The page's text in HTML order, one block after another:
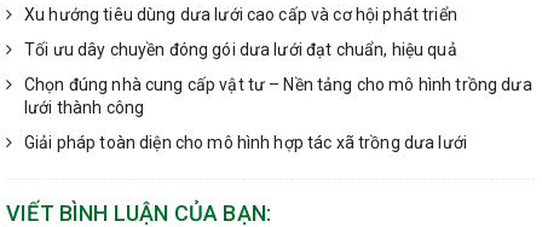
Xu hướng tiêu dùng dưa lưới cao cấp và cơ hội phát triển
Tối ưu dây chuyền đóng gói dưa lưới đạt chuẩn, hiệu quả
Chọn đúng nhà cung cấp vật tư – Nền tảng cho mô hình trồng dưa
lưới thành công
Giải pháp toàn diện cho mô hình hợp tác xã trồng dưa lưới
VIẾT BÌNH LUẬN CỦA BẠN: